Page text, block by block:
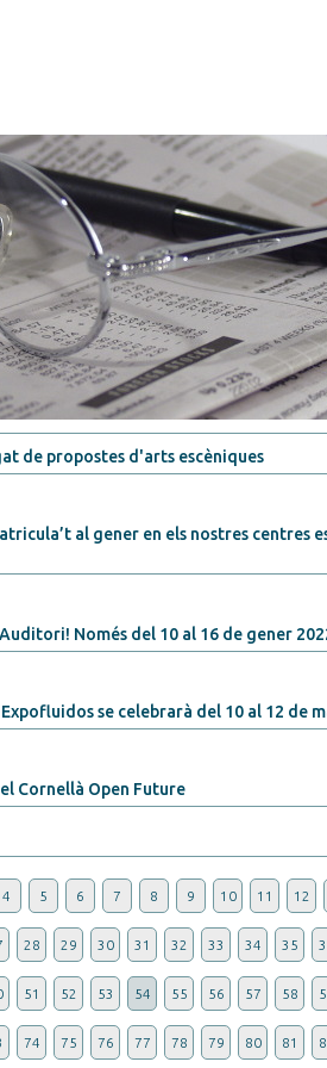
de propostes d'arts escèniques
al gener en els nostres centres
Només del 10 al 16 de gener
se celebrarà del 10 al 12 de
Cornellà Open Future
4 5 6 7 8 9 10 11 12
28 29 30 31 32 33 34 35
51 52 53 54 55 56 57 58
74 75 76 77 78 79 80 81